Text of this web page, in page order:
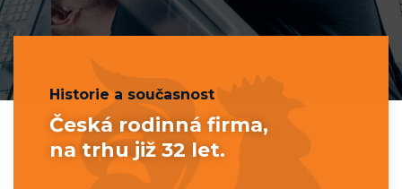
Historie a současnost
Česká rodinná firma,
na trhu již 32 let.